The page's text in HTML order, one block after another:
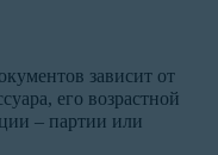
зависит от
его возрастной
– партии или